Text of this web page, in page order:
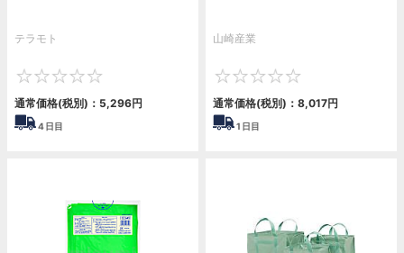
テラモト
通常価格(税別)： 5,296円
4日目
山崎産業
通常価格(税別)： 8,017円
1 日目